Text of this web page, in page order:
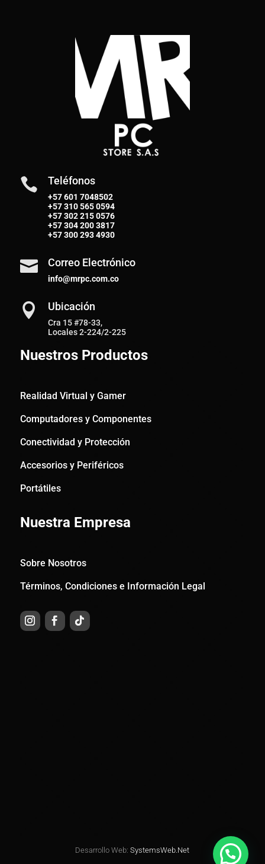
 Teléfonos
+57 601 7048502
+57310 565 0594
+57302 215 0576
+57304 200 3817
+57300 293 4930
 Correo Electrónico
info@mrpc.com.co
 Ubicación
Cra 15 #78-33,
Locales 2-224/2-225
Nuestros Productos
Realidad Virtual y Gamer
Computadores y Componentes
Conectividad y Protección
Accesorios y Periféricos
Portátiles
Nuestra Empresa
Sobre Nosotros
Términos, Condiciones e Información Legal
Desarrollo Web: SystemsWeb.Net